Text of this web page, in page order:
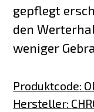
gepflegt
den
weniger
Produktcode:
Hersteller: